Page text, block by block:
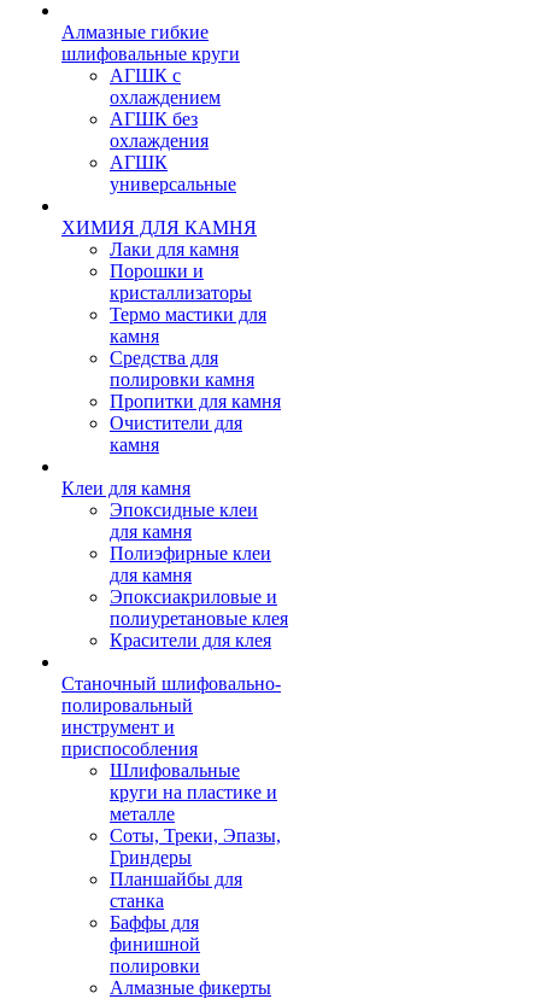
Алмазные гибкие
шлифовальные круги
АГШК с
охлаждением
АГШК без
охлаждения
АГШК
универсальные
ХИМИЯ ДЛЯ КАМНЯ
Лаки для камня
Порошки и
кристаллизаторы
Термо мастики для
камня
Средства для
полировки камня
Пропитки для камня
Очистители для
камня
Клеи для камня
Эпоксидные клеи
для камня
Полиэфирные клеи
для камня
Эпоксиакриловые и
полиуретановые клея
Красители для клея
Станочный шлифовально-
полировальный
инструмент и
приспособления
Шлифовальные
круги на пластике и
металле
Соты, Треки, Эпазы,
Гриндеры
Планшайбы для
станка
Баффы для
финишной
полировки
Алмазные фикерты